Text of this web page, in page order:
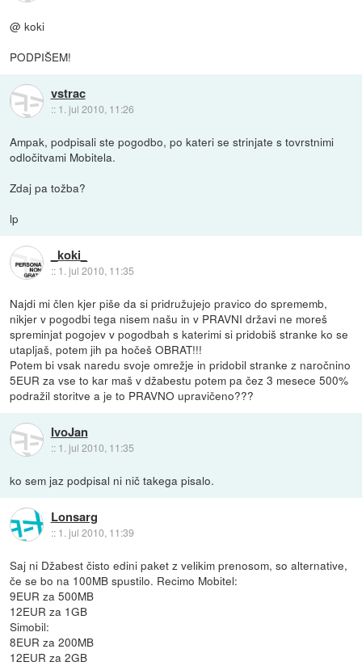
@ koki
PODPIŠEM!
vstrac
:: 1. jul 2010, 11:26
Ampak, podpisali ste pogodbo, po kateri se strinjate s tovrstnimi
odločitvami Mobitela.
Zdaj pa tožba?
lp
_koki_
:: 1. jul 2010, 11:35
Najdi mi člen kjer piše da si pridružujejo pravico do sprememb,
nikjer v pogodbi tega nisem našu in v PRAVNI državi ne moreš
spreminjat pogojev v pogodbah s katerimi si pridobiš stranke ko se
utapljaš, potem jih pa hočeš OBRAT!!!
Potem bi vsak naredu svoje omrežje in pridobil stranke z naročnino
5EUR za vse to kar maš v džabestu potem pa čez 3 mesece 500%
podražil storitve a je to PRAVNO upravičeno???
IvoJan
:: 1. jul 2010, 11:35
ko sem jaz podpisal ni nič takega pisalo.
Lonsarg
:: 1. jul 2010, 11:39
Saj ni Džabest čisto edini paket z velikim prenosom, so alternative,
če se bo na 100MB spustilo. Recimo Mobitel:
9EUR za 500MB
12EUR za 1GB
Simobil:
8EUR za 200MB
12EUR za 2GB